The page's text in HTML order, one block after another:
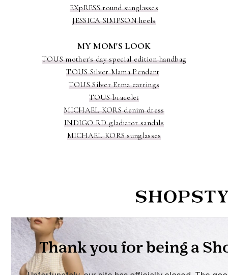
EXpRESS round sunglasses
JESSICA SIMPSON heels
MY MOM'S LOOK
TOUS mother's day special edition handbag
TOUS Silver Mama Pendant
TOUS Silver Erma earrings
TOUS bracelet
MICHAEL KORS denim dress
INDIGO RD gladiator sandals
MICHAEL KORS sunglasses